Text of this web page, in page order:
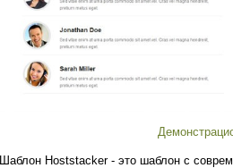
Шаблон Hoststacker - это шаблон с